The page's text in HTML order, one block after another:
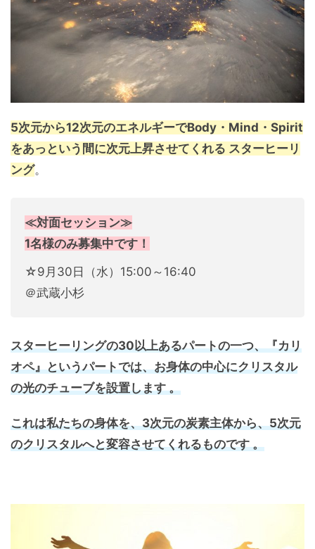
5次元から12次元のエネルギーでBody・Mind・Spirit
をあっという間に次元上昇させてくれる スターヒーリ
ング。
≪対面セッション≫
1名様のみ募集中です！
☆9月30日（水）15:00～16:40
＠武蔵小杉
スターヒーリングの30以上あるパートの一つ、『カリ
オペ』というパートでは、お身体の中心にクリスタル
の光のチューブを設置します 。
これは私たちの身体を、3次元の炭素主体から、5次元
のクリスタルへと変容させてくれるものです 。